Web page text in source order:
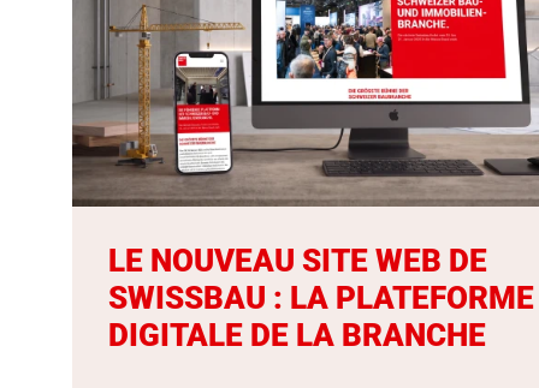
LE NOUVEAU SITE WEB DE
SWISSBAU : LA PLATEFORME
DIGITALE DE LA BRANCHE